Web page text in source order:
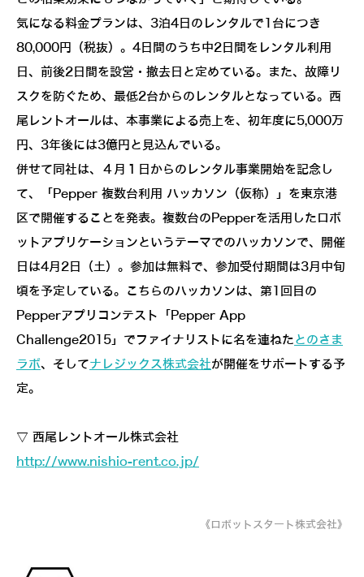
気になる料金プランは、3泊4日のレンタルで1台につき
80,000円（税抜）。4日間のうち中2日間をレンタル利用
日、前後2日間を設営・撤去日と定めている。また、故障リ
スクを防ぐため、最低2台からのレンタルとなっている。西
尾レントオールは、本事業による売上を、初年度に5,000万
円、3年後には3億円と見込んでいる。
併せて同社は、４月１日からのレンタル事業開始を記念し
て、「Pepper 複数台利用 ハッカソン（仮称）」を東京港
区で開催することを発表。複数台のPepperを活用したロボ
ットアプリケーションというテーマでのハッカソンで、開催
日は4月2日（土）。参加は無料で、参加受付期間は3月中旬
頃を予定している。こちらのハッカソンは、第1回目の
Pepperアプリコンテスト「Pepper App
Challenge2015」でファイナリストに名を連ねたとのさま
ラボ、そしてナレジックス株式会社が開催をサポートする予
定。
▽ 西尾レントオール株式会社
http://www.nishio-rent.co.jp/
《ロボットスタート株式会社》